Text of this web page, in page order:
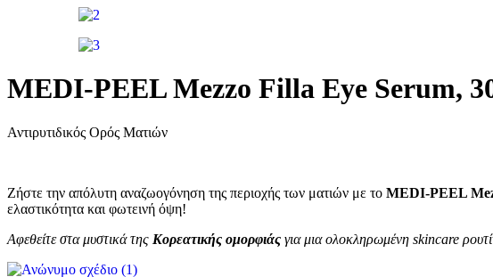
MEDI-PEEL Mezzo Filla Eye Serum,
Αντιρυτιδικός Oρός Mατιών
Ζήστε την απόλυτη αναζωογόνηση της περιοχής των ματιών με το MEDI-PEEL
ελαστικότητα και φωτεινή όψη!
Αφεθείτε στα μυστικά της Κορεατικής ομορφιάς για μια ολοκληρωμένη skincare